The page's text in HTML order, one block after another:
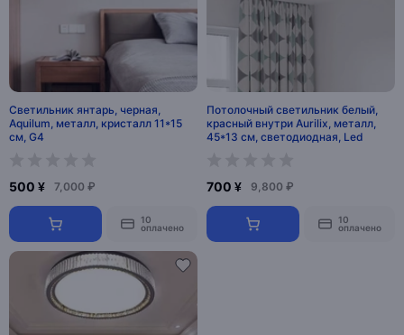
Светильник янтарь, черная,
Aquilum, металл, кристалл 11*15
см, G4
500 ¥ 7,000 ₽
10
оплачено
Потолочный светильник белый,
красный внутри Aurilix, металл,
45*13 см, светодиодная, Led
700 ¥ 9,800 ₽
10
оплачено